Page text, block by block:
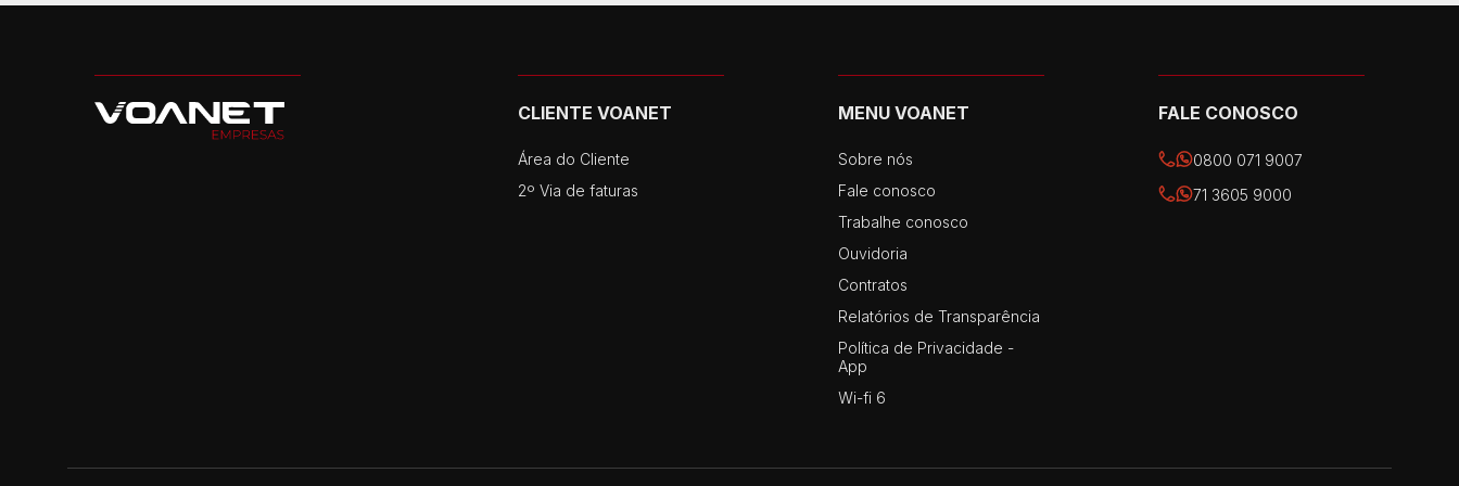
CLIENTE VOANET
Área do Cliente
2º Via de faturas
MENU VOANET
Sobre nós
Fale conosco
Trabalhe conosco
Ouvidoria
Contratos
Relatórios de Transparência
Política de Privacidade -
App
Wi-fi 6
FALE CONOSCO
0800 071 9007
71 3605 9000